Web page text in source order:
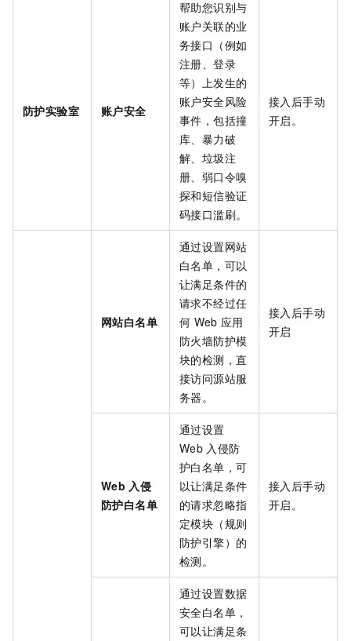
防护实验室 账户安全
帮助您识别与
账户关联的业
务接口（例如
注册、登录
等）上发生的
账户安全风险
事件，包括撞
库、暴力破
解、垃圾注
册、弱口令嗅
探和短信验证
码接口滥刷。
接入后手动
开启。
网站白名单
通过设置网站
白名单，可以
让满足条件的
请求不经过任
何 Web 应用
防火墙防护模
块的检测，直
接访问源站服
务器。
接入后手动
开启
Web 入侵
防护白名单
通过设置
Web 入侵防
护白名单，可
以让满足条件
的请求忽略指
定模块（规则
防护引擎）的
检测。
接入后手动
开启。
通过设置数据
安全白名单，
可以让满足条